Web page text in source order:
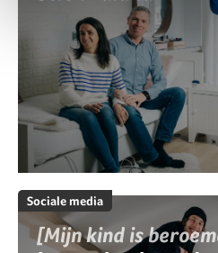
Sociale media
[Mijn kind is